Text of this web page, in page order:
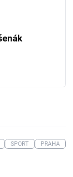
SPORT PRAHA